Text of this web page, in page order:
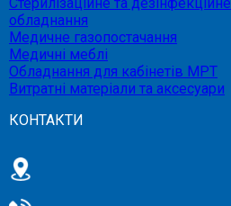
обладнання
Медичне газопостачання
Медичні меблі
Обладнання для кабінетів МРТ
Витратні матеріали та аксесуари
КОНТАКТИ